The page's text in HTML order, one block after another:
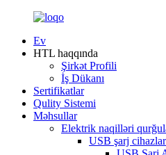
Ev
HTL haqqında
Şirkət Profili
İş Dükanı
Sertifikatlar
Qulity Sistemi
Məhsullar
Elektrik naqilləri
USB şarj